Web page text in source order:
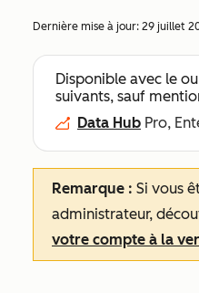
Dernière mise à jour: 29 juillet
Disponible avec le
suivants, sauf
Data Hub Pro,
Remarque : Si vous
administrateur,
votre compte à la